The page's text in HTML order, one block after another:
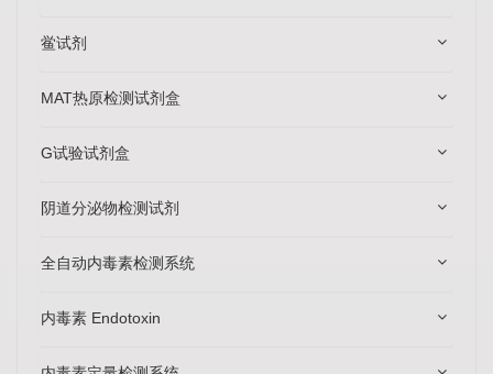
鲎试剂
MAT热原检测试剂盒
G试验试剂盒
阴道分泌物检测试剂
全自动内毒素检测系统
内毒素 Endotoxin